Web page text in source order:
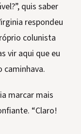
quis saber
respondeu
colunista
vir aqui que eu
caminhava.
marcar mais
“Claro!